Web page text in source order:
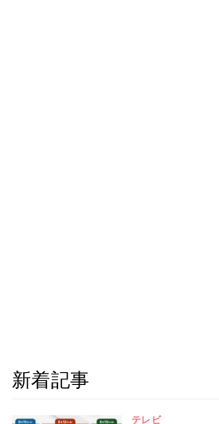
新着記事
テレビ